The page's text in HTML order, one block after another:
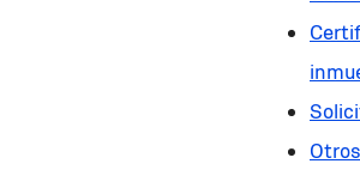
Otros